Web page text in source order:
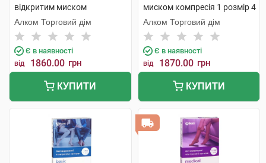
відкритим миском
компресія 2 PLUS large 1
пара
Алком Торговий дім
Є в наявності
від 1860.00 грн
КУПИТИ
миском компресія 1 розмір 4
бежевий 1 пара
Алком Торговий дім
Є в наявності
від 1870.00 грн
КУПИТИ